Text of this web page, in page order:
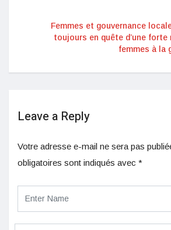
Femmes et gouvernance
toujours en quête d’une
femmes à la
Leave a Reply
Votre adresse e-mail ne sera pas
obligatoires sont indiqués avec *